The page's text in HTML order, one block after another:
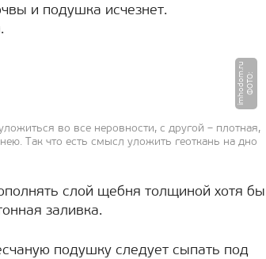
и подушка исчезнет.
Ф
О
Т
О
:
i
m
h
o
d
o
m.
r
u
во все неровности, с другой – плотная,
Так что есть смысл уложить геоткань на дно
слой щебня толщиной хотя бы
заливка.
подушку следует сыпать под